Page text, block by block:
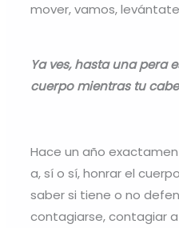
mover, vamos,
Ya ves, hasta una pera
cuerpo mientras tu
Hace un año
a, sí o sí, honrar el
saber si tiene o no
contagiarse, contagiar